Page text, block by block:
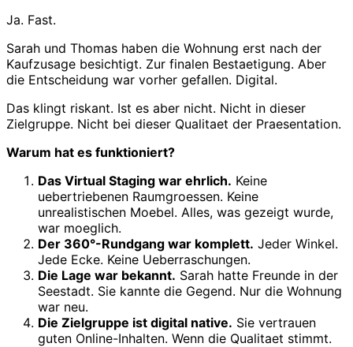
Ja. Fast.
Sarah und Thomas haben die Wohnung erst nach der
Kaufzusage besichtigt. Zur finalen Bestaetigung. Aber
die Entscheidung war vorher gefallen. Digital.
Das klingt riskant. Ist es aber nicht. Nicht in dieser
Zielgruppe. Nicht bei dieser Qualitaet der Praesentation.
Warum hat es funktioniert?
Das Virtual Staging war ehrlich. Keine
uebertriebenen Raumgroessen. Keine
unrealistischen Moebel. Alles, was gezeigt wurde,
war moeglich.
Der 360°-Rundgang war komplett. Jeder Winkel.
Jede Ecke. Keine Ueberraschungen.
Die Lage war bekannt. Sarah hatte Freunde in der
Seestadt. Sie kannte die Gegend. Nur die Wohnung
war neu.
Die Zielgruppe ist digital native. Sie vertrauen
guten Online-Inhalten. Wenn die Qualitaet stimmt.